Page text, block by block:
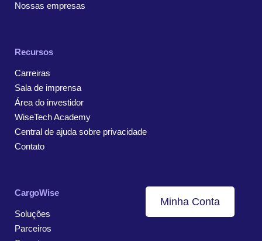
Nossas empresas
Recursos
Carreiras
Sala de imprensa
Área do investidor
WiseTech Academy
Central de ajuda sobre privacidade
Contato
CargoWise
Soluções
Parceiros
Minha Conta